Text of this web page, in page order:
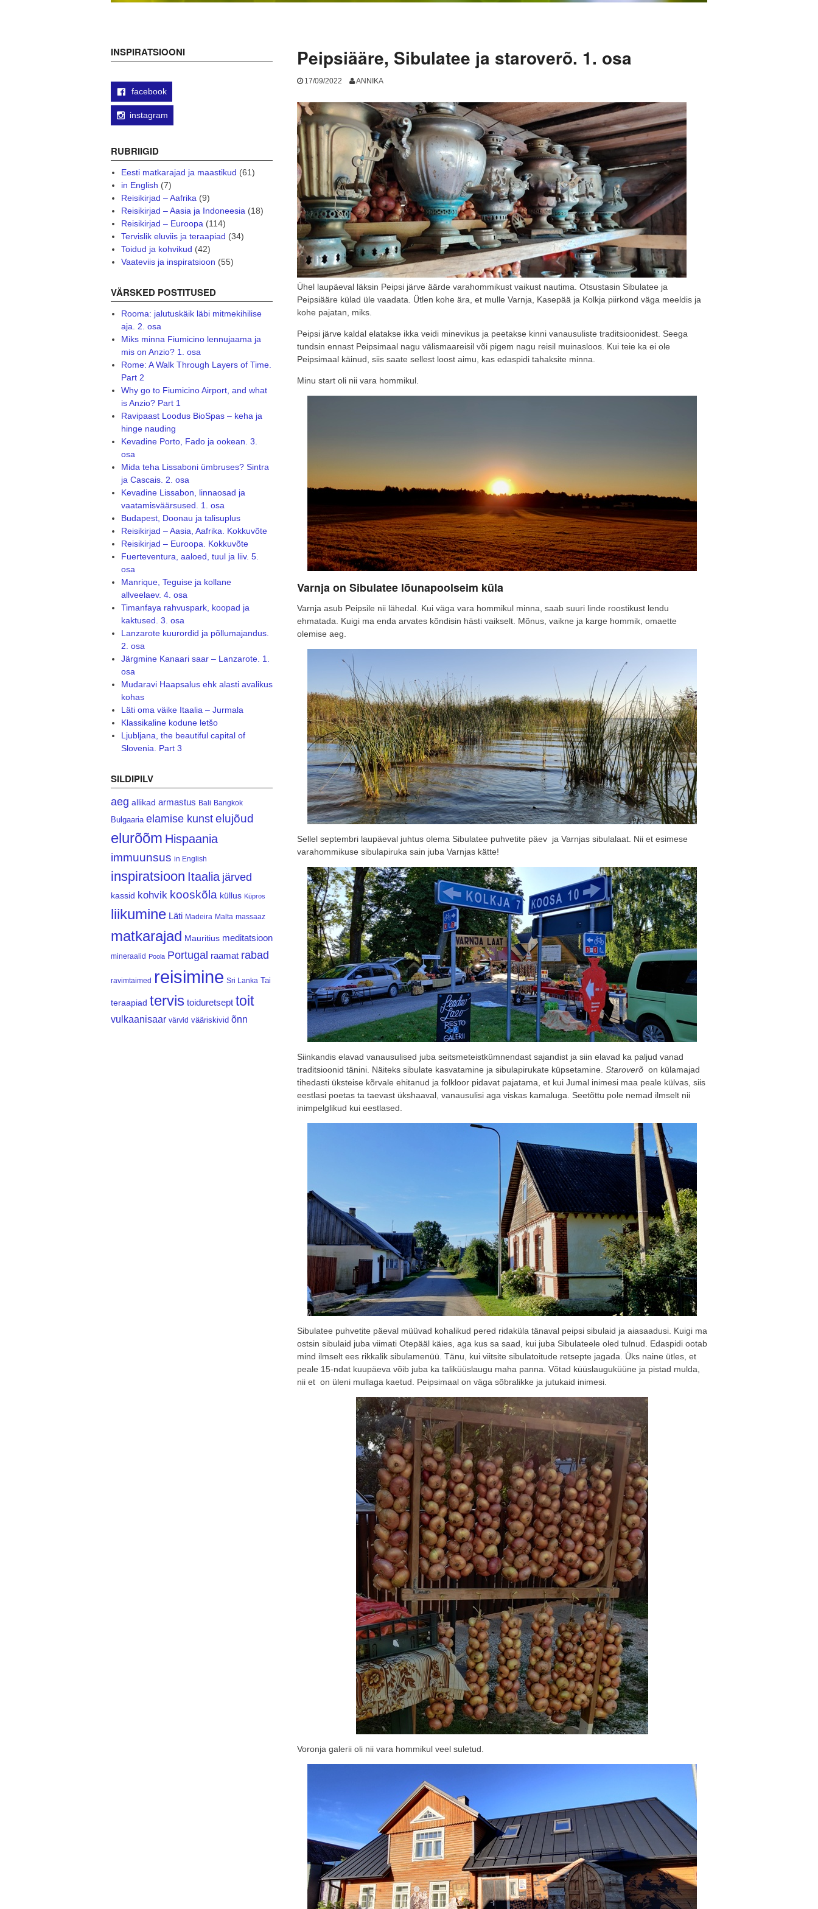
Peipsiääre, Sibulatee ja staroverõ. 1. osa
17/09/2022 ANNIKA
Ühel laupäeval läksin Peipsi järve äärde varahommikust vaikust nautima. Otsustasin Sibulatee ja
Peipsiääre külad üle vaadata. Ütlen kohe ära, et mulle Varnja, Kasepää ja Kolkja piirkond väga meeldis ja
kohe pajatan, miks.
Peipsi järve kaldal elatakse ikka veidi minevikus ja peetakse kinni vanausuliste traditsioonidest. Seega
tundsin ennast Peipsimaal nagu välismaareisil või pigem nagu reisil muinasloos. Kui teie ka ei ole
Peipsimaal käinud, siis saate sellest loost aimu, kas edaspidi tahaksite minna.
Minu start oli nii vara hommikul.
Varnja on Sibulatee lõunapoolseim küla
Varnja asub Peipsile nii lähedal. Kui väga vara hommikul minna, saab suuri linde roostikust lendu
ehmatada. Kuigi ma enda arvates kõndisin hästi vaikselt. Mõnus, vaikne ja karge hommik, omaette
olemise aeg.
Sellel septembri laupäeval juhtus olema Sibulatee puhvetite päev ja Varnjas sibulalaat. Nii et esimese
varahommikuse sibulapiruka sain juba Varnjas kätte!
Siinkandis elavad vanausulised juba seitsmeteistkümnendast sajandist ja siin elavad ka paljud vanad
traditsioonid tänini. Näiteks sibulate kasvatamine ja sibulapirukate küpsetamine. Staroverõ on külamajad
tihedasti üksteise kõrvale ehitanud ja folkloor pidavat pajatama, et kui Jumal inimesi maa peale külvas, siis
eestlasi poetas ta taevast ükshaaval, vanausulisi aga viskas kamaluga. Seetõttu pole nemad ilmselt nii
inimpelglikud kui eestlased.
Sibulatee puhvetite päeval müüvad kohalikud pered ridaküla tänaval peipsi sibulaid ja aiasaadusi. Kuigi ma
ostsin sibulaid juba viimati Otepääl käies, aga kus sa saad, kui juba Sibulateele oled tulnud. Edaspidi ootab
mind ilmselt ees rikkalik sibulamenüü. Tänu, kui viitsite sibulatoitude retsepte jagada. Üks naine ütles, et
peale 15-ndat kuupäeva võib juba ka taliküüslaugu maha panna. Võtad küüslauguküüne ja pistad mulda,
nii et on üleni mullaga kaetud. Peipsimaal on väga sõbralikke ja jutukaid inimesi.
Voronja galerii oli nii vara hommikul veel suletud.
INSPIRATSIOONI
facebook
instagram
RUBRIIGID
Eesti matkarajad ja maastikud (61)
in English (7)
Reisikirjad – Aafrika(9)
Reisikirjad – Aasia ja Indoneesia(18)
Reisikirjad – Euroopa(114)
Tervislik eluviis ja teraapiad (34)
Toidud ja kohvikud (42)
Vaateviis ja inspiratsioon (55)
VÄRSKED POSTITUSED
Rooma: jalutuskäik läbi mitmekihilise
aja. 2. osa
Miks minna Fiumicino lennujaama ja
mis on Anzio? 1. osa
Rome: A Walk Through Layers of Time.
Part 2
Why go to Fiumicino Airport, and what
is Anzio? Part 1
Ravipaast Loodus BioSpas – keha ja
hinge nauding
Kevadine Porto, Fado ja ookean. 3.
osa
Mida teha Lissaboni ümbruses? Sintra
ja Cascais. 2. osa
Kevadine Lissabon, linnaosad ja
vaatamisväärsused. 1. osa
Budapest, Doonau ja talisuplus
Reisikirjad – Aasia, Aafrika. Kokkuvõte
Reisikirjad – Euroopa. Kokkuvõte
Fuerteventura, aaloed, tuul ja liiv. 5.
osa
Manrique, Teguise ja kollane
allveelaev. 4. osa
Timanfaya rahvuspark, koopad ja
kaktused. 3. osa
Lanzarote kuurordid ja põllumajandus.
2. osa
Järgmine Kanaari saar – Lanzarote. 1.
osa
Mudaravi Haapsalus ehk alasti avalikus
kohas
Läti oma väike Itaalia – Jurmala
Klassikaline kodune letšo
Ljubljana, the beautiful capital of
Slovenia. Part 3
SILDIPILV
aeg allikad armastus Bali Bangkok
Bulgaaria elamise kunst elujõud
elurõõm Hispaania
immuunsus in English
inspiratsioon Itaalia järved
kassid kohvik kooskõla küllus Küpros
liikumine Läti Madeira Malta massaaz
matkarajad Mauritius meditatsioon
mineraalid Poola Portugal raamat rabad
ravimtaimed reisimine Sri Lanka Tai
teraapiad tervis toiduretsept toit
vulkaanisaar värvid vääriskivid õnn